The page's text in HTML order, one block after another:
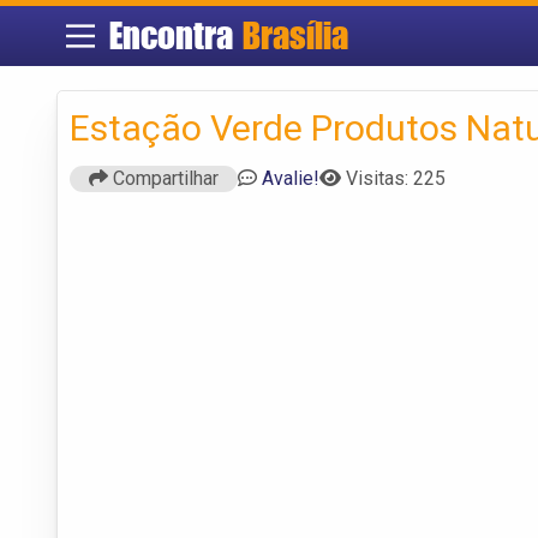
Encontra Brasília
Estação Verde Produtos
Compartilhar Avalie! Visitas: 225